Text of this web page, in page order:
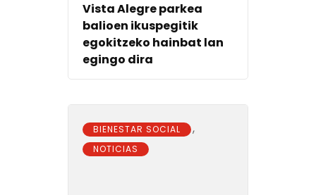
Vista Alegre parkea
balioen ikuspegitik
egokitzeko hainbat lan
egingo dira
BIENESTAR SOCIAL ,
NOTICIAS